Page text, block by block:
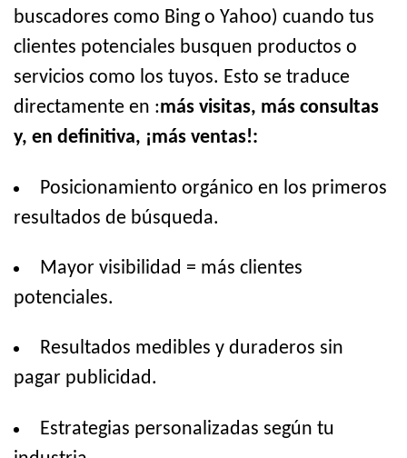
buscadores como Bing o Yahoo) cuando tus
clientes potenciales busquen productos o
servicios como los tuyos. Esto se traduce
directamente en :más visitas, más consultas
y, en definitiva, ¡más ventas!:
Posicionamiento orgánico en los primeros
resultados de búsqueda.
Mayor visibilidad = más clientes
potenciales.
Resultados medibles y duraderos sin
pagar publicidad.
Estrategias personalizadas según tu